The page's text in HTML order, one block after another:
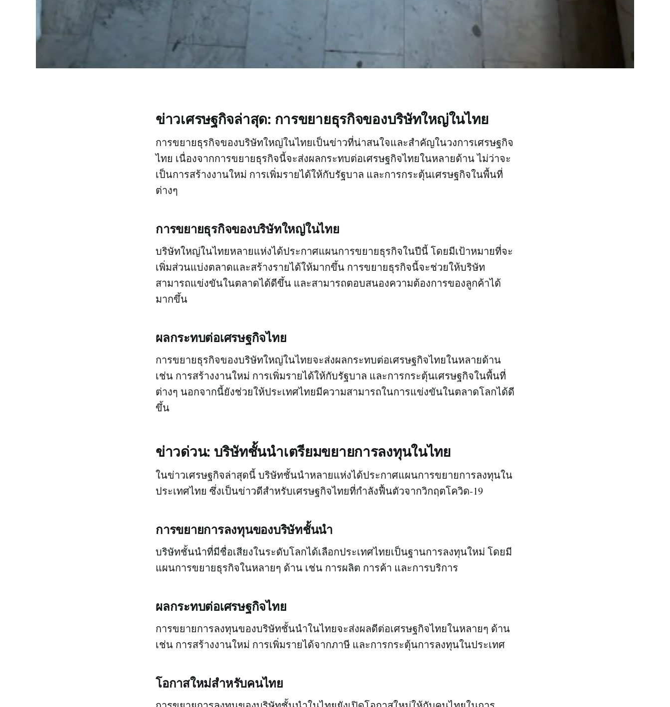
ข่าวเศรษฐกิจล่าสุด: การขยายธุรกิจของบริษัทใหญ่ในไทย
การขยายธุรกิจของบริษัทใหญ่ในไทยเป็นข่าวที่น่าสนใจและสำคัญในวงการเศรษฐกิจ
ไทย เนื่องจากการขยายธุรกิจนี้จะส่งผลกระทบต่อเศรษฐกิจไทยในหลายด้าน ไม่ว่าจะ
เป็นการสร้างงานใหม่ การเพิ่มรายได้ให้กับรัฐบาล และการกระตุ้นเศรษฐกิจในพื้นที่
ต่างๆ
การขยายธุรกิจของบริษัทใหญ่ในไทย
บริษัทใหญ่ในไทยหลายแห่งได้ประกาศแผนการขยายธุรกิจในปีนี้ โดยมีเป้าหมายที่จะ
เพิ่มส่วนแบ่งตลาดและสร้างรายได้ให้มากขึ้น การขยายธุรกิจนี้จะช่วยให้บริษัท
สามารถแข่งขันในตลาดได้ดีขึ้น และสามารถตอบสนองความต้องการของลูกค้าได้
มากขึ้น
ผลกระทบต่อเศรษฐกิจไทย
การขยายธุรกิจของบริษัทใหญ่ในไทยจะส่งผลกระทบต่อเศรษฐกิจไทยในหลายด้าน
เช่น การสร้างงานใหม่ การเพิ่มรายได้ให้กับรัฐบาล และการกระตุ้นเศรษฐกิจในพื้นที่
ต่างๆ นอกจากนี้ยังช่วยให้ประเทศไทยมีความสามารถในการแข่งขันในตลาดโลกได้ดี
ขึ้น
ข่าวด่วน: บริษัทชั้นนำเตรียมขยายการลงทุนในไทย
ในข่าวเศรษฐกิจล่าสุดนี้ บริษัทชั้นนำหลายแห่งได้ประกาศแผนการขยายการลงทุนใน
ประเทศไทย ซึ่งเป็นข่าวดีสำหรับเศรษฐกิจไทยที่กำลังฟื้นตัวจากวิกฤตโควิด-19
การขยายการลงทุนของบริษัทชั้นนำ
บริษัทชั้นนำที่มีชื่อเสียงในระดับโลกได้เลือกประเทศไทยเป็นฐานการลงทุนใหม่ โดยมี
แผนการขยายธุรกิจในหลายๆ ด้าน เช่น การผลิต การค้า และการบริการ
ผลกระทบต่อเศรษฐกิจไทย
การขยายการลงทุนของบริษัทชั้นนำในไทยจะส่งผลดีต่อเศรษฐกิจไทยในหลายๆ ด้าน
เช่น การสร้างงานใหม่ การเพิ่มรายได้จากภาษี และการกระตุ้นการลงทุนในประเทศ
โอกาสใหม่สำหรับคนไทย